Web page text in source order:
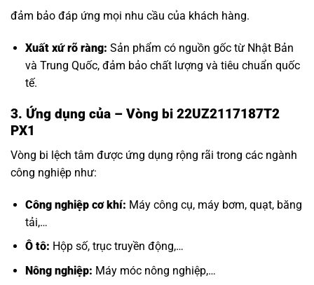
đảm bảo đáp ứng mọi nhu cầu của khách hàng.
Xuất xứ rõ ràng: Sản phẩm có nguồn gốc từ Nhật Bản
và Trung Quốc, đảm bảo chất lượng và tiêu chuẩn quốc
tế.
3. Ứng dụng của – Vòng bi 22UZ2117187T2
PX1
Vòng bi lệch tâm được ứng dụng rộng rãi trong các ngành
công nghiệp như:
Công nghiệp cơ khí: Máy công cụ, máy bơm, quạt, băng
tải,…
Ô tô: Hộp số, trục truyền động,…
Nông nghiệp: Máy móc nông nghiệp,…